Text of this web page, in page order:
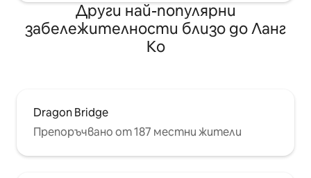
Други най-популярни
забележителности близо до Ланг
Кo
Dragon Bridge
Препоръчвано от 187 местни жители